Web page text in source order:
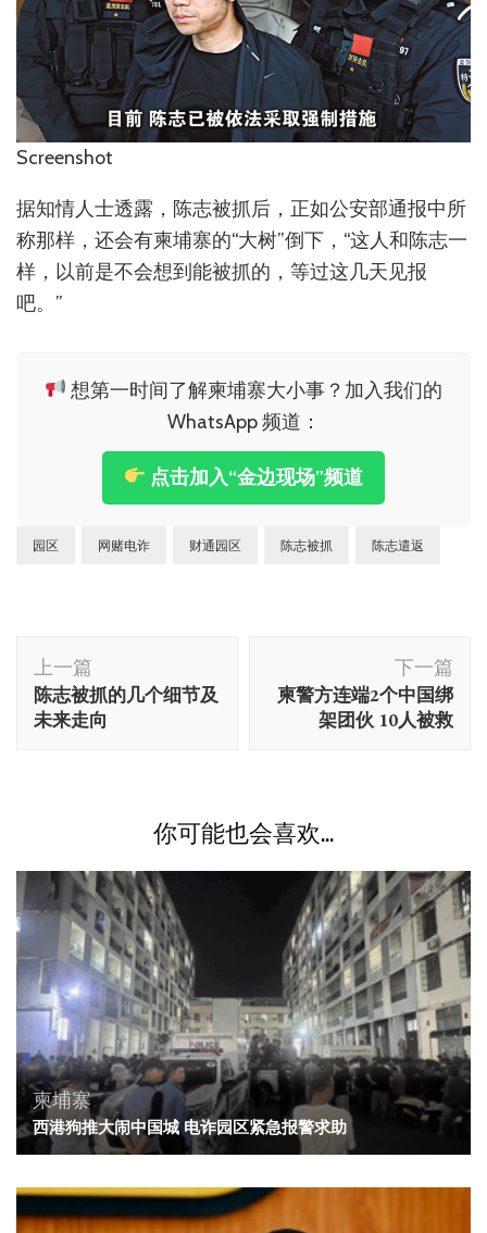
Screenshot
据知情人士透露，陈志被抓后，正如公安部通报中所
称那样，还会有柬埔寨的“大树”倒下，“这人和陈志一
样，以前是不会想到能被抓的，等过这几天见报
吧。”
想第一时间了解柬埔寨大小事？加入我们的
WhatsApp 频道：
点击加入“金边现场”频道
园区 网赌电诈 财通园区 陈志被抓 陈志遣返
博
文
导
上一篇
陈志被抓的几个细节及
未来走向
下一篇
柬警方连端2个中国绑
架团伙 10人被救
你可能也会喜欢...
柬埔寨
西港狗推大闹中国城 电诈园区紧急报警求助